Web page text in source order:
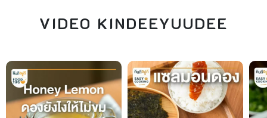
VIDEO KINDEEYUUDEE